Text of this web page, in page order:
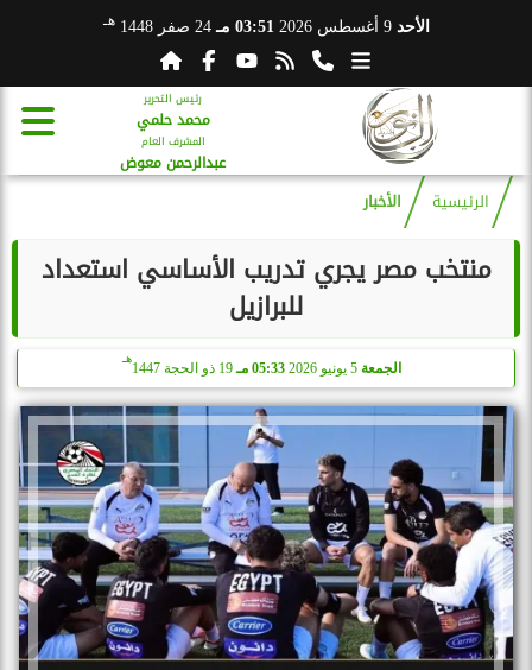
الأحد 9 أغسطس 2026 03:51 مـ 24 صفر 1448 هـ
رئيس التحرير
محمد حلمي
المشرف العام
عبدالرحمن معوض
الرئيسية الأخبار
منتخب مصر يجري تدريب الأساسي استعداد
للبرازيل
الجمعة 5 يونيو 2026 05:33 مـ 19 ذو الحجة 1447
هـ